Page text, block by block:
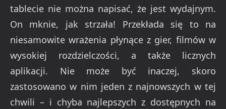
tablecie nie można napisać, że jest wydajnym.
On mknie, jak strzała! Przekłada się to na
niesamowite wrażenia płynące z gier, filmów w
wysokiej rozdzielczości, a także licznych
aplikacji. Nie może być inaczej, skoro
zastosowano w nim jeden z najnowszych w tej
chwili – i chyba najlepszych z dostępnych na